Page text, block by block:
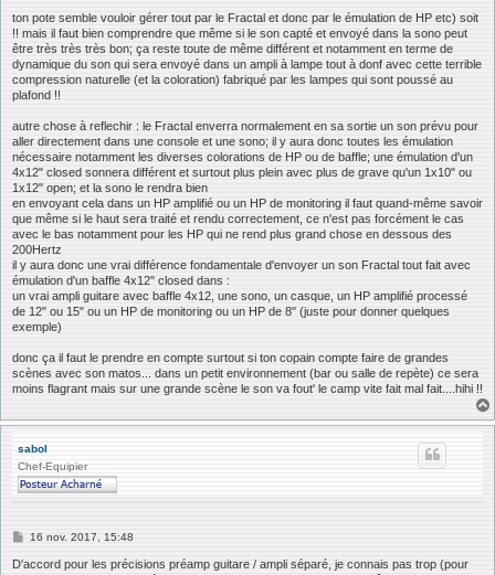
ton pote semble vouloir gérer tout par le Fractal et donc par le émulation de HP etc) soit
!! mais il faut bien comprendre que même si le son capté et envoyé dans la sono peut
être très très très bon; ça reste toute de même différent et notamment en terme de
dynamique du son qui sera envoyé dans un ampli à lampe tout à donf avec cette terrible
compression naturelle (et la coloration) fabriqué par les lampes qui sont poussé au
plafond !!
autre chose à reflechir : le Fractal enverra normalement en sa sortie un son prévu pour
aller directement dans une console et une sono; il y aura donc toutes les émulation
nécessaire notamment les diverses colorations de HP ou de baffle; une émulation d'un
4x12" closed sonnera différent et surtout plus plein avec plus de grave qu'un 1x10" ou
1x12" open; et la sono le rendra bien
en envoyant cela dans un HP amplifié ou un HP de monitoring il faut quand-même savoir
que même si le haut sera traité et rendu correctement, ce n'est pas forcément le cas
avec le bas notamment pour les HP qui ne rend plus grand chose en dessous des
200Hertz
il y aura donc une vrai différence fondamentale d'envoyer un son Fractal tout fait avec
émulation d'un baffle 4x12" closed dans :
un vrai ampli guitare avec baffle 4x12, une sono, un casque, un HP amplifié processé
de 12" ou 15" ou un HP de monitoring ou un HP de 8" (juste pour donner quelques
exemple)
donc ça il faut le prendre en compte surtout si ton copain compte faire de grandes
scènes avec son matos... dans un petit environnement (bar ou salle de repète) ce sera
moins flagrant mais sur une grande scène le son va fout' le camp vite fait mal fait....hihi !!
sabol
Chef-Equipier
M
s
16 nov. 2017, 15:48
D'accord pour les précisions préamp guitare / ampli séparé, je connais pas trop (pour